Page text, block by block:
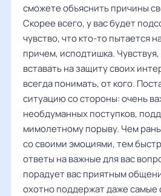
сможете объяснить причины
Скорее всего, у вас будет
чувство, что кто-то пытается
причем, исподтишка.
вставать на защиту своих
всегда понимать, от кого.
ситуацию со стороны: очень
необдуманных поступков,
мимолетному порыву. Чем
со своими эмоциями, тем
ответы на важные для вас
порадует вас приятным
охотно поддержат даже самые